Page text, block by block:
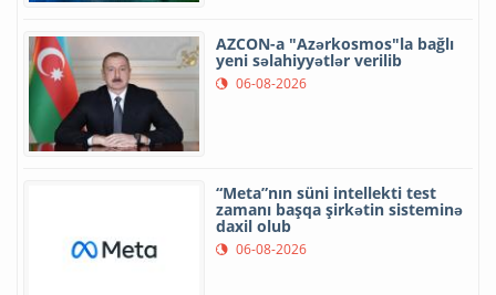
AZCON-a "Azərkosmos"la bağlı
yeni səlahiyyətlər verilib
06-08-2026
“Meta”nın süni intellekti test
zamanı başqa şirkətin sisteminə
daxil olub
06-08-2026